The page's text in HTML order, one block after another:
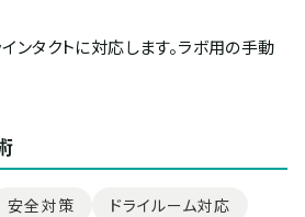
ンタクトに対応します。ラボ用の手動
安全対策
ドライルーム対応